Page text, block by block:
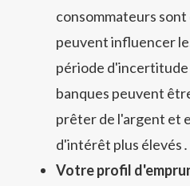
consommateurs
peuvent influencer
période d'incertitude
banques peuvent
prêter de l'argent et
d'intérêt plus élevés․
Votre profil